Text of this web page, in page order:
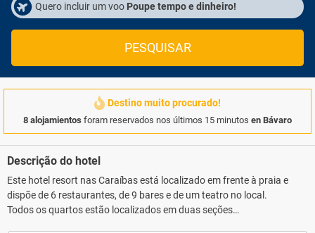
Quero incluir um voo Poupe tempo e dinheiro!
PESQUISAR
Destino muito procurado!
8 alojamientos foram reservados nos últimos 15 minutos en Bávaro
Descrição do hotel
Este hotel resort nas Caraíbas está localizado em frente à praia e
dispõe de 6 restaurantes, de 9 bares e de um teatro no local.
Todos os quartos estão localizados em duas seções